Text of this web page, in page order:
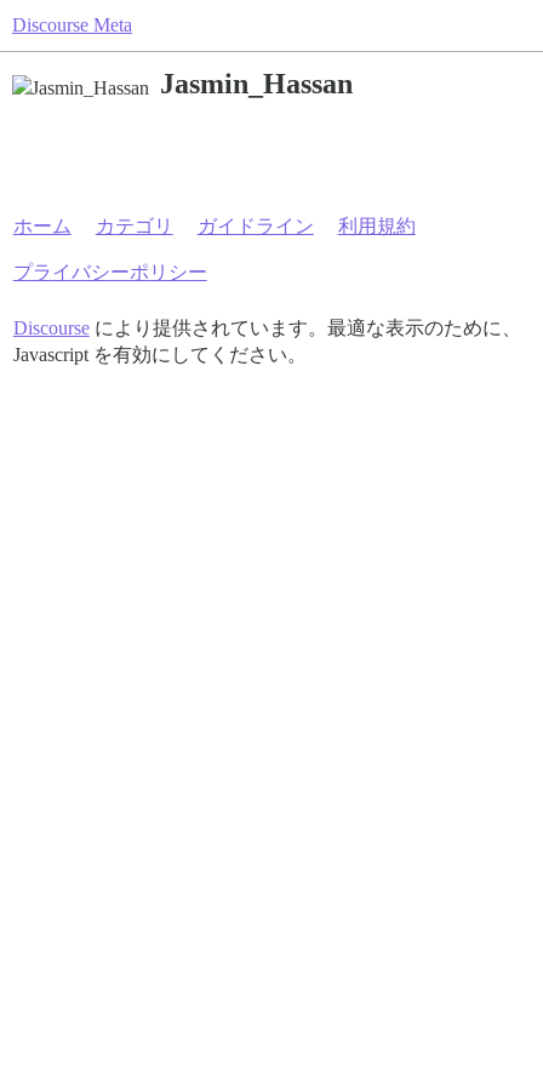
Discourse Meta
Jasmin_Hassan
ホーム カテゴリ ガイドライン 利用規約
プライバシーポリシー
Discourseにより提供されています。最適な表示のために、
Javascript を有効にしてください。